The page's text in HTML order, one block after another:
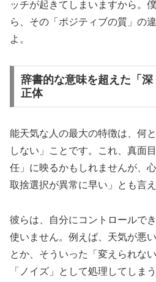
ッチが起きてしまいますから。
ら、その「ポジティブの質」の
よ。
辞書的な意味を超えた「
正体
能天気な人の最大の特徴は、何
しない」ことです。これ、真面
任」に映るかもしれませんが、
取捨選択が異常に早い」とも言え
彼らは、自分にコントロールで
使いません。例えば、天気が悪
とか、そういった「変えられな
「ノイズ」として処理してしま